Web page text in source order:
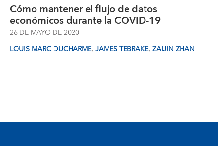
Cómo mantener el flujo de datos
económicos durante la COVID-19
26 DE MAYO DE 2020
LOUIS MARC DUCHARME, JAMES TEBRAKE, ZAIJIN ZHAN